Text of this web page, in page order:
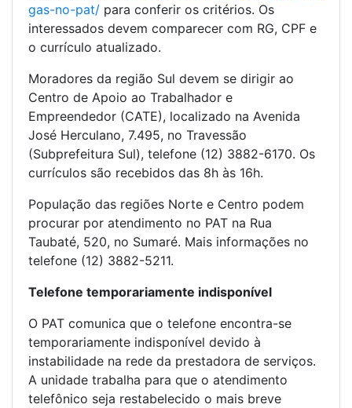
gas-no-pat/ para conferir os critérios. Os
interessados devem comparecer com RG, CPF e
o currículo atualizado.
Moradores da região Sul devem se dirigir ao
Centro de Apoio ao Trabalhador e
Empreendedor (CATE), localizado na Avenida
José Herculano, 7.495, no Travessão
(Subprefeitura Sul), telefone (12) 3882-6170. Os
currículos são recebidos das 8h às 16h.
População das regiões Norte e Centro podem
procurar por atendimento no PAT na Rua
Taubaté, 520, no Sumaré. Mais informações no
telefone (12) 3882-5211.
Telefone temporariamente indisponível
O PAT comunica que o telefone encontra-se
temporariamente indisponível devido à
instabilidade na rede da prestadora de serviços.
A unidade trabalha para que o atendimento
telefônico seja restabelecido o mais breve